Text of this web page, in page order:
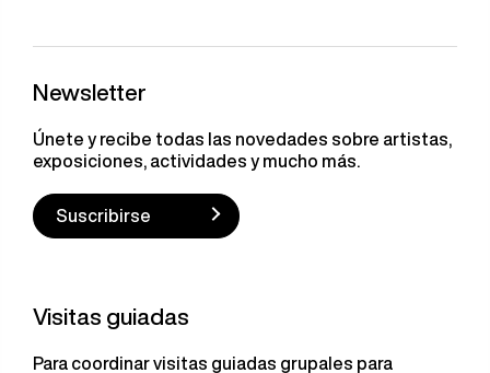
Newsletter
Únete y recibe todas las novedades sobre artistas,
exposiciones, actividades y mucho más.
Suscribirse
Visitas guiadas
Para coordinar visitas guiadas grupales para